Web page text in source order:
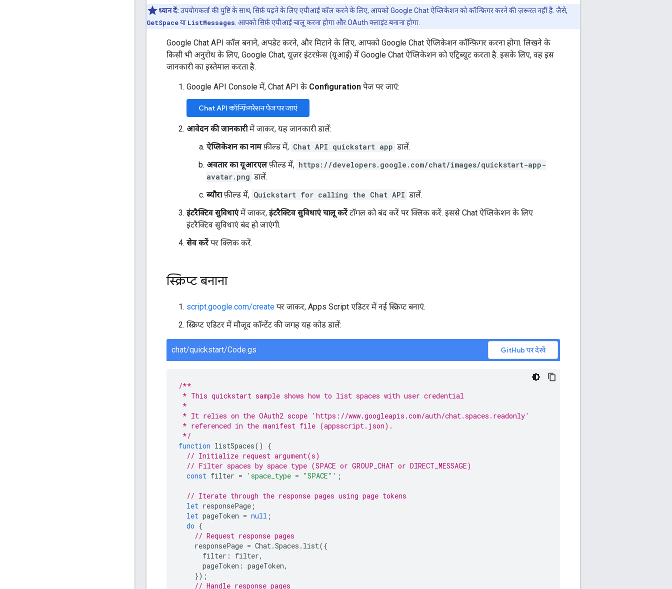
ध्यान दें: उपयोगकर्ता की पुष्टि के साथ, सिर्फ़ पढ़ने के लिए एपीआई कॉल करने के लिए, आपको Google Chat ऐप्लिकेशन को कॉन्फ़िगर करने की ज़रूरत नहीं है. जैसे,
GetSpaceया ListMessages . आपको सिर्फ़ एपीआई चालू करना होगा और OAuth क्लाइंट बनाना होगा.
Google Chat API कॉल बनाने, अपडेट करने, और मिटाने के लिए, आपको Google Chat ऐप्लिकेशन कॉन्फ़िगर करना होगा. लिखने के
किसी भी अनुरोध के लिए, Google Chat, यूज़र इंटरफ़ेस (यूआई) में Google Chat ऐप्लिकेशन को एट्रिब्यूट करता है. इसके लिए, वह इस
जानकारी का इस्तेमाल करता है.
Google API Console में, Chat API के Configuration पेज पर जाएं:
Chat API कॉन्फ़िगरेशन पेज पर जाएं
आवेदन की जानकारीमें जाकर, यह जानकारी डालें:
ऐप्लिकेशन का नामफ़ील्ड में, Chat API quickstart app डालें.
अवतार का यूआरएलफ़ील्ड में, https://developers.google.com/chat/images/quickstart-app-
avatar.png डालें.
ब्यौराफ़ील्ड में, Quickstart for calling the Chat API डालें.
इंटरैक्टिव सुविधाएंमें जाकर, इंटरैक्टिव सुविधाएं चालू करेंटॉगल को बंद करें पर क्लिक करें. इससे Chat ऐप्लिकेशन के लिए
इंटरैक्टिव सुविधाएं बंद हो जाएंगी.
सेव करेंपर क्लिक करें.
स्क्रिप्ट बनाना
script.google.com/create पर जाकर, Apps Script एडिटर में नई स्क्रिप्ट बनाएं.
स्क्रिप्ट एडिटर में मौजूद कॉन्टेंट की जगह यह कोड डालें:
chat/quickstart/Code.gs GitHub पर देखें
/**
* This quickstart sample shows how to list spaces with user credential
*
* It relies on the OAuth2 scope 'https://www.googleapis.com/auth/chat.spaces.readonly'
* referenced in the manifest file (appsscript.json).
*/
function listSpaces()
{
// Initialize request argument(s)
// Filter spaces by space type (SPACE or GROUP_CHAT or DIRECT_MESSAGE)
const filter = 'space_type = "SPACE"' ;
// Iterate through the response pages using page tokens
let responsePage ;
let pageToken = null ;
do {
// Request response pages
responsePage = Chat.Spaces . list({
filter : filter,
pageToken : pageToken,
});
// Handle response pages